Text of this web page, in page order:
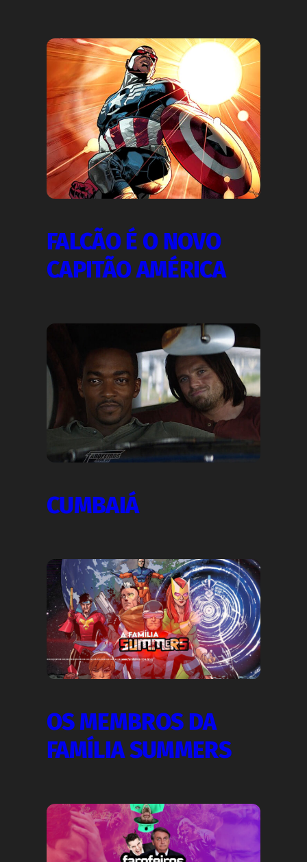
FALCÃO É O NOVO
CAPITÃO AMÉRICA
CUMBAIÁ
OS MEMBROS DA
FAMÍLIA SUMMERS